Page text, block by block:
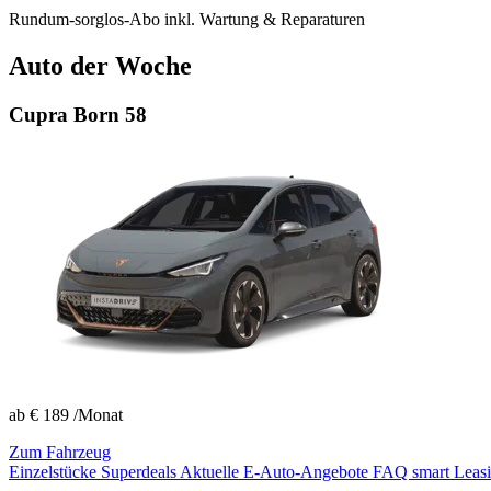
Rundum-sorglos-Abo inkl. Wartung & Reparaturen
Auto der Woche
Cupra Born 58
ab € 189 /Monat
Zum Fahrzeug
Einzelstücke SuperdealsAktuelle E-Auto-Angebote FAQ smart